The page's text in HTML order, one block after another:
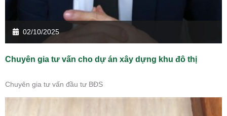
02/10/2025
Chuyên gia tư vấn cho dự án xây dựng khu đô thị
Chuyên gia tư vấn đầu tư BĐS